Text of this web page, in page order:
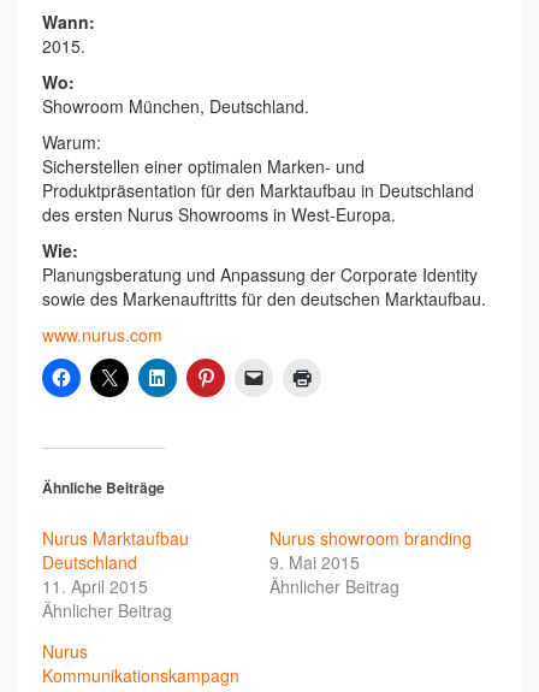
Wann:
2015.
Wo:
Showroom München, Deutschland.
Warum:
Sicherstellen einer optimalen Marken- und
Produktpräsentation für den Marktaufbau in Deutschland
des ersten Nurus Showrooms in West-Europa.
Wie:
Planungsberatung und Anpassung der Corporate Identity
sowie des Markenauftritts für den deutschen Marktaufbau.
www.nurus.com
Ähnliche Beiträge
Nurus Marktaufbau
Deutschland
11. April 2015
Ähnlicher Beitrag
Nurus showroom branding
9. Mai 2015
Ähnlicher Beitrag
Nurus
Kommunikationskampagn